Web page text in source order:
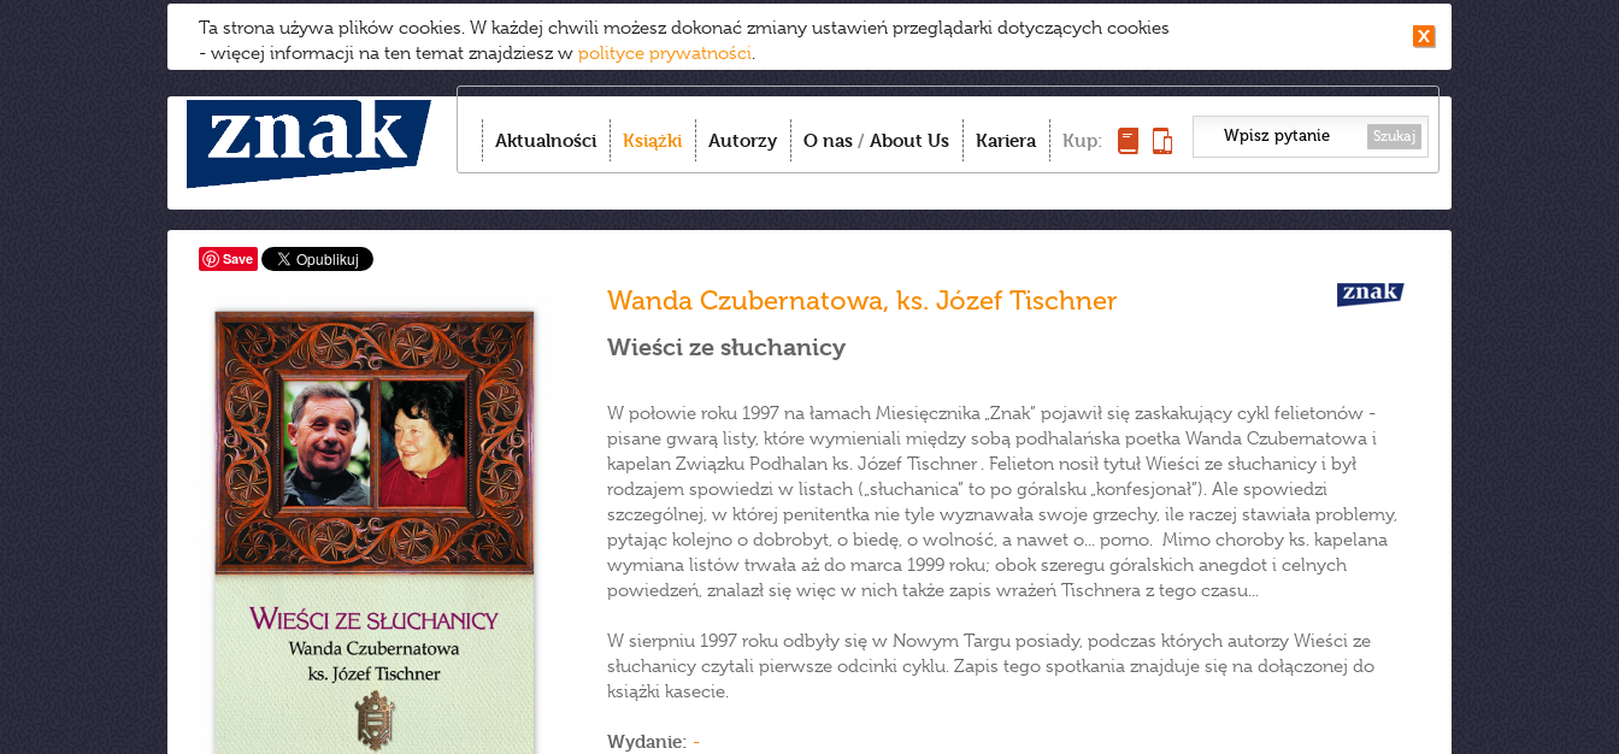
Ta strona używa plików cookies. W każdej chwili możesz dokonać zmiany ustawień przeglądarki dotyczących cookies
- więcej informacji na ten temat znajdziesz w polityce prywatności.
Aktualności Książki Autorzy O nas / About Us Kariera Kup: Szukaj
Save
Wanda Czubernatowa, ks. Józef Tischner
Wieści ze słuchanicy
W połowie roku 1997 na łamach Miesięcznika „Znak” pojawił się zaskakujący cykl felietonów -
pisane gwarą listy, które wymieniali między sobą podhalańska poetka Wanda Czubernatowa i
kapelan Związku Podhalan ks. Józef Tischner . Felieton nosił tytuł Wieści ze słuchanicy i był
rodzajem spowiedzi w listach („słuchanica” to po góralsku „konfesjonał”). Ale spowiedzi
szczególnej, w której penitentka nie tyle wyznawała swoje grzechy, ile raczej stawiała problemy,
pytając kolejno o dobrobyt, o biedę, o wolność, a nawet o... porno. Mimo choroby ks. kapelana
wymiana listów trwała aż do marca 1999 roku; obok szeregu góralskich anegdot i celnych
powiedzeń, znalazł się więc w nich także zapis wrażeń Tischnera z tego czasu...
W sierpniu 1997 roku odbyły się w Nowym Targu posiady, podczas których autorzy Wieści ze
słuchanicy czytali pierwsze odcinki cyklu. Zapis tego spotkania znajduje się na dołączonej do
książki kasecie.
Wydanie: -